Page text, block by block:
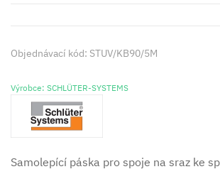
Objednávací kód: STUV/KB90/5M
Výrobce: SCHLÜTER-SYSTEMS
Samolepící páska pro spoje na sraz ke